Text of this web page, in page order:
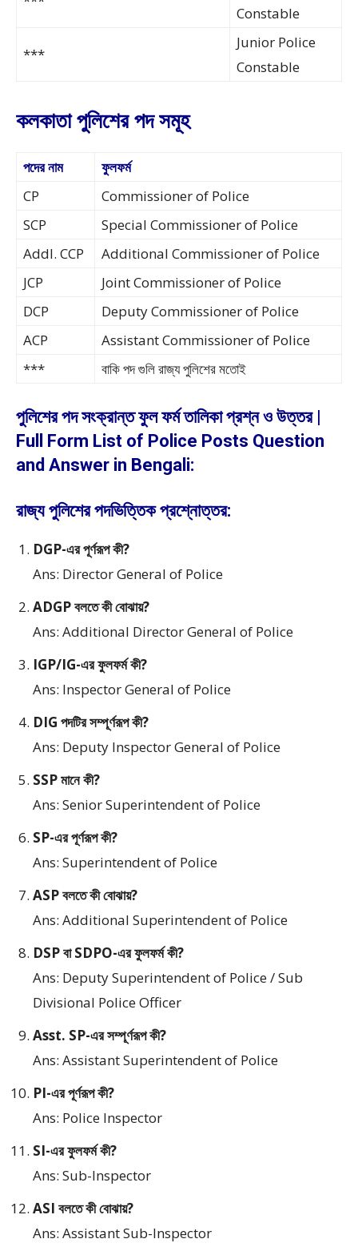
Constable
***
Junior Police
Constable
কলকাতা পুলিশের পদ সমূহ
পদের নাম
ফুলফর্ম
CP
Commissioner of Police
SCP
Special Commissioner of Police
Addl. CCP
Additional Commissioner of Police
JCP
Joint Commissioner of Police
DCP
Deputy Commissioner of Police
ACP
Assistant Commissioner of Police
***
বাকি পদ গুলি রাজ্য পুলিশের মতোই
পুলিশের পদ সংক্রান্ত ফুল ফর্ম তালিকা প্রশ্ন ও উত্তর |
Full Form List of Police Posts Question
and Answer in Bengali:
রাজ্য পুলিশের পদভিত্তিক প্রশ্নোত্তর:
DGP-এর পূর্ণরূপ কী?
Ans: Director General of Police
ADGP বলতে কী বোঝায়?
Ans: Additional Director General of Police
IGP/IG-এর ফুলফর্ম কী?
Ans: Inspector General of Police
DIG পদটির সম্পূর্ণরূপ কী?
Ans: Deputy Inspector General of Police
SSP মানে কী?
Ans: Senior Superintendent of Police
SP-এর পূর্ণরূপ কী?
Ans: Superintendent of Police
ASP বলতে কী বোঝায়?
Ans: Additional Superintendent of Police
DSP বা SDPO-এর ফুলফর্ম কী?
Ans: Deputy Superintendent of Police / Sub
Divisional Police Officer
Asst. SP-এর সম্পূর্ণরূপ কী?
Ans: Assistant Superintendent of Police
PI-এর পূর্ণরূপ কী?
Ans: Police Inspector
SI-এর ফুলফর্ম কী?
Ans: Sub-Inspector
ASI বলতে কী বোঝায়?
Ans: Assistant Sub-Inspector